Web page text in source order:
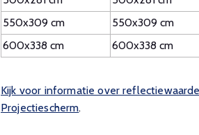
550x309 cm
550x309 cm
600x338 cm
600x338 cm
Kijk voor informatie over
Projectiescherm.